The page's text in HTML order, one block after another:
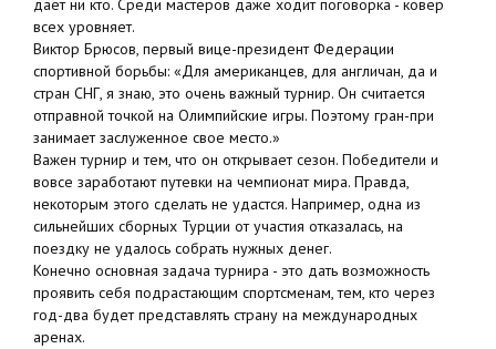
дает ни кто. Среди мастеров даже ходит поговорка - ковер
всех уровняет.
Виктор Брюсов, первый вице-президент Федерации
спортивной борьбы: «Для американцев, для англичан, да и
стран СНГ, я знаю, это очень важный турнир. Он считается
отправной точкой на Олимпийские игры. Поэтому гран-при
занимает заслуженное свое место.»
Важен турнир и тем, что он открывает сезон. Победители и
вовсе заработают путевки на чемпионат мира. Правда,
некоторым этого сделать не удастся. Например, одна из
сильнейших сборных Турции от участия отказалась, на
поездку не удалось собрать нужных денег.
Конечно основная задача турнира - это дать возможность
проявить себя подрастающим спортсменам, тем, кто через
год-два будет представлять страну на международных
аренах.